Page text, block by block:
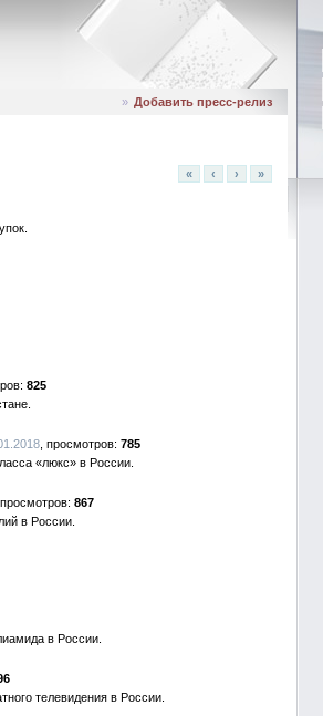
» Добавить пресс-релиз
« ‹ › »
825
785
«люкс» в России.
867
в России.
в России.
телевидения в России.